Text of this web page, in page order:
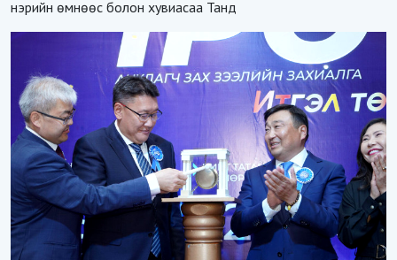
нэрийн өмнөөс болон хувиасаа Танд